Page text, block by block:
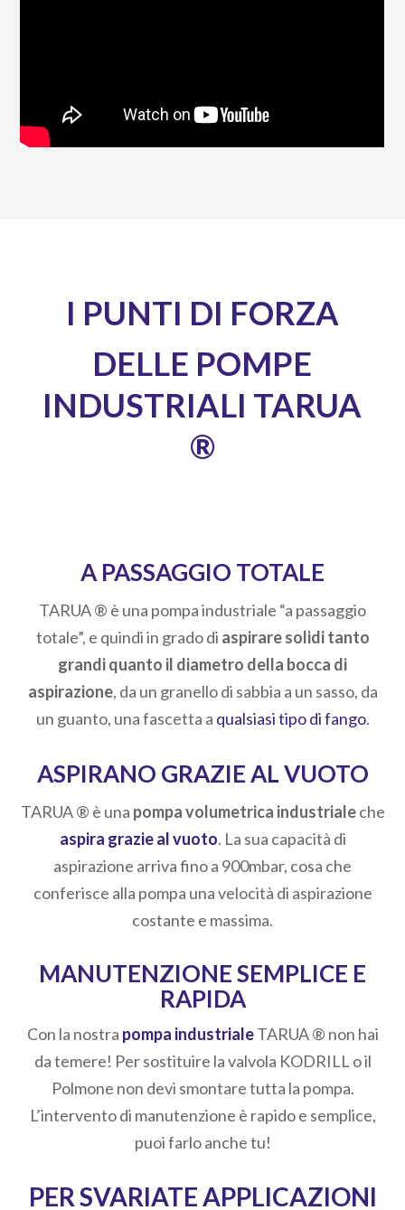
I PUNTI DI FORZA
DELLE POMPE
INDUSTRIALI TARUA
®
A PASSAGGIO TOTALE
TARUA ® è una pompa industriale “a passaggio
totale”, e quindi in grado di aspirare solidi tanto
grandi quanto il diametro della bocca di
aspirazione, da un granello di sabbia a un sasso, da
un guanto, una fascetta a qualsiasi tipo di fango.
ASPIRANO GRAZIE AL VUOTO
TARUA ® è una pompa volumetrica industrialeche
aspira grazie al vuoto. La sua capacità di
aspirazione arriva fino a 900mbar, cosa che
conferisce alla pompa una velocità di aspirazione
costante e massima.
MANUTENZIONE SEMPLICE E
RAPIDA
Con la nostra pompa industrialeTARUA ® non hai
da temere! Per sostituire la valvola KODRILL o il
Polmone non devi smontare tutta la pompa.
L’intervento di manutenzione è rapido e semplice,
puoi farlo anche tu!
PER SVARIATE APPLICAZIONI